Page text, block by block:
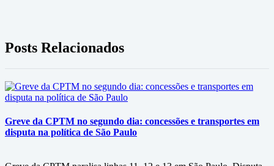
Posts Relacionados
Greve da CPTM no segundo dia: concessões e transportes em
disputa na política de São Paulo